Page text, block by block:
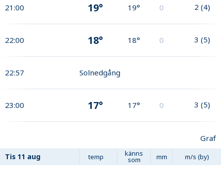
21:00 19° 19° 0 2 (4)
22:00 18° 18° 0 3 (5)
22:57 Solnedgång
23:00 17° 17° 0 3 (5)
Graf
Tis 11 aug temp känns
som mm m/s (by)